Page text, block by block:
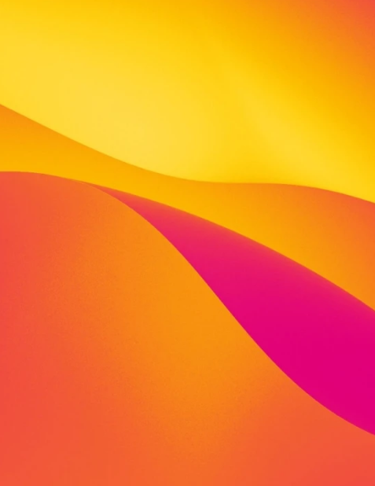
Treppenstraße 4
34117 Kassel
Deutschland
fon: 0561 81644 100
mobil: 0176 30081 646